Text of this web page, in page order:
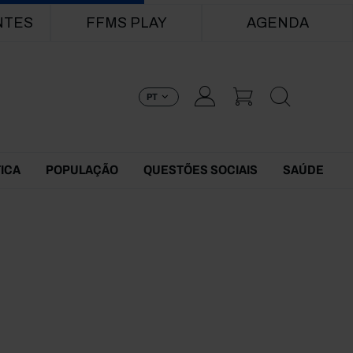
FFMS PLAY AGENDA
PT
POPULAÇÃO QUESTÕES SOCIAIS SAÚDE